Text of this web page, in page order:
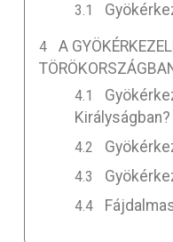
A
Királyságban?